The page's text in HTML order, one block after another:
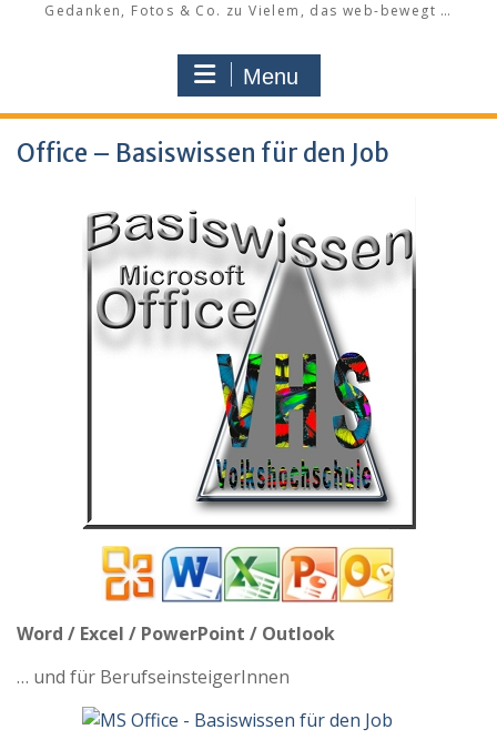
Gedanken, Fotos & Co. zu Vielem, das web-bewegt …
Menu
Office – Basiswissen für den Job
Word / Excel / PowerPoint / Outlook
… und für BerufseinsteigerInnen